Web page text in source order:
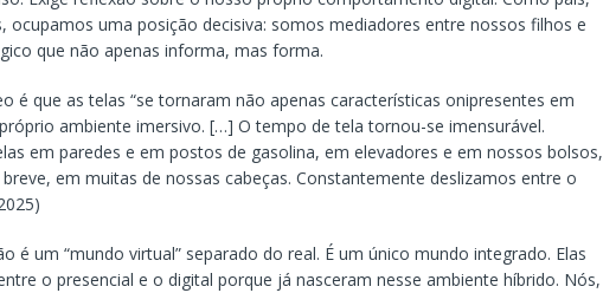
ocupamos uma posição decisiva: somos mediadores entre nossos filhos e
que não apenas informa, mas forma.
é que as telas “se tornaram não apenas características onipresentes em
ambiente imersivo. […] O tempo de tela tornou-se imensurável.
em paredes e em postos de gasolina, em elevadores e em nossos bolsos,
em muitas de nossas cabeças. Constantemente deslizamos entre o
é um “mundo virtual” separado do real. É um único mundo integrado. Elas
o presencial e o digital porque já nasceram nesse ambiente híbrido. Nós,